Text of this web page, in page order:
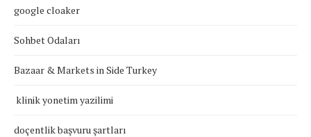
google cloaker
Sohbet Odaları
Bazaar & Markets in Side Turkey
klinik yonetim yazilimi
doçentlik başvuru şartları